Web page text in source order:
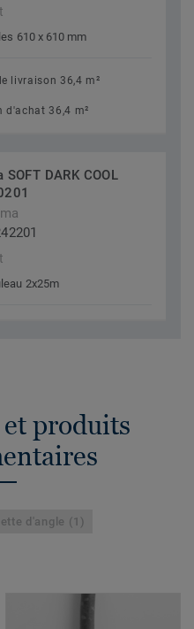
610 x 610 mm
livraison 36,4 m²
d'achat 36,4 m²
SOFT DARK COOL
2x25m
et produits
d'angle (1)